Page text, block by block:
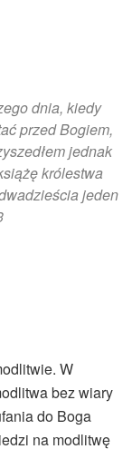
dnia, kiedy
przed Bogiem,
jednak
królestwa
jeden
W
bez wiary
do Boga
na modlitwę